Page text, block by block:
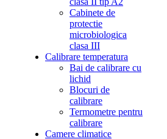
Cabinete de
protectie
microbiologica
clasa III
Calibrare temperatura
Bai de calibrare cu
lichid
Blocuri de
calibrare
Termometre pentru
calibrare
Camere climatice